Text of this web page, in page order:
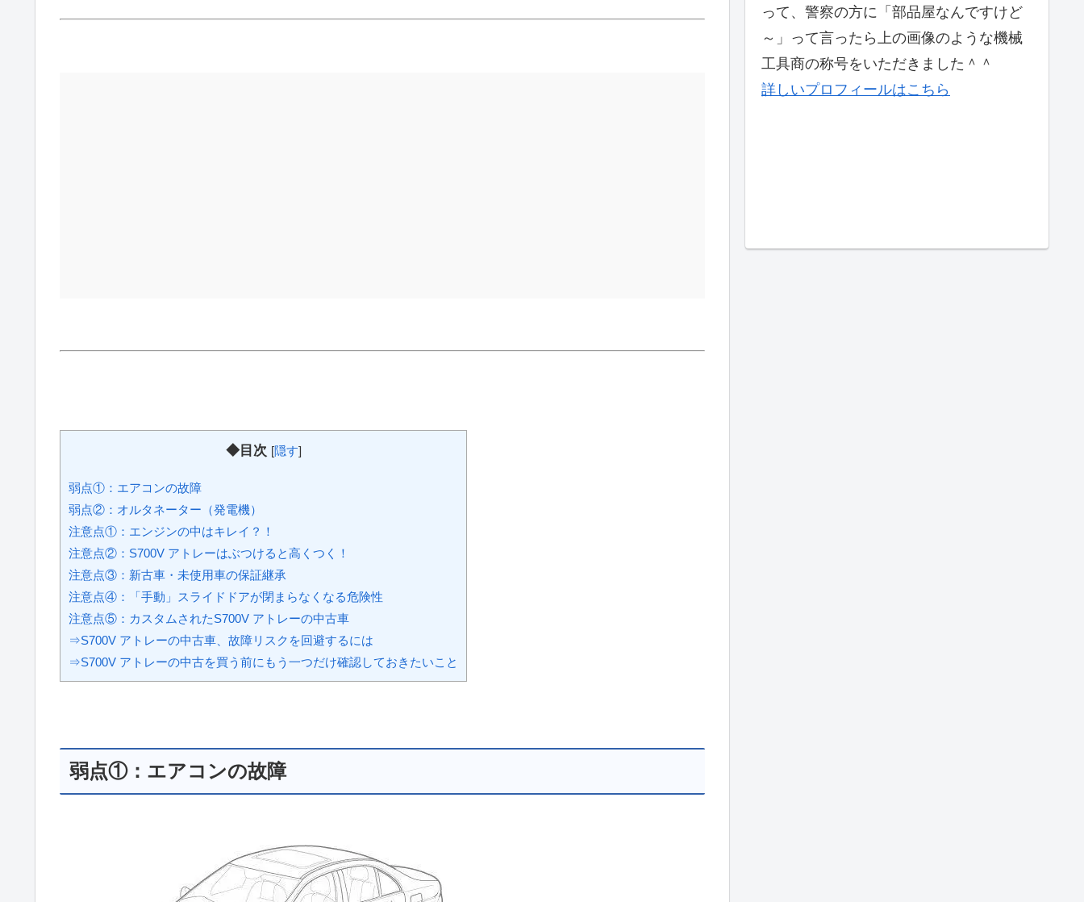
◆目次 [隠す]
弱点①：エアコンの故障
弱点②：オルタネーター（発電機）
注意点①：エンジンの中はキレイ？！
注意点②：S700V アトレーはぶつけると高くつく！
注意点③：新古車・未使用車の保証継承
注意点④：「手動」スライドドアが閉まらなくなる危険性
注意点⑤：カスタムされたS700V アトレーの中古車
⇒S700V アトレーの中古車、故障リスクを回避するには
⇒S700V アトレーの中古を買う前にもう一つだけ確認しておきたいこと
弱点①：エアコンの故障
って、警察の方に「部品屋なんですけど
～」って言ったら上の画像のような機械
工具商の称号をいただきました＾＾
詳しいプロフィールはこちら